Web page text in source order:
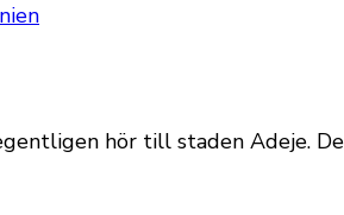
hör till staden Adeje.